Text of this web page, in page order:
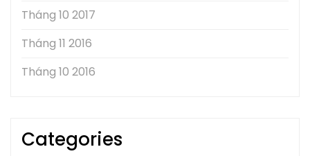
Tháng 10 2017
Tháng 11 2016
Tháng 10 2016
Categories